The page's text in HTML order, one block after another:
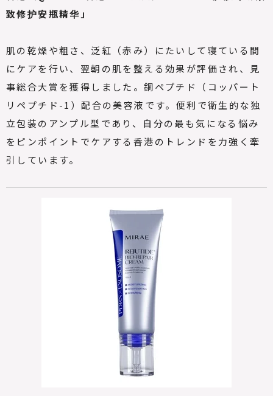
致修护安瓶精华」
肌の乾燥や粗さ、泛紅（赤み）にたいして寝ている間
にケアを行い、翌朝の肌を整える効果が評価され、見
事総合大賞を獲得しました。銅ペプチド（コッパート
リペプチド-1）配合の美容液です。便利で衛生的な独
立包装のアンプル型であり、自分の最も気になる悩み
をピンポイントでケアする香港のトレンドを力強く牽
引しています。